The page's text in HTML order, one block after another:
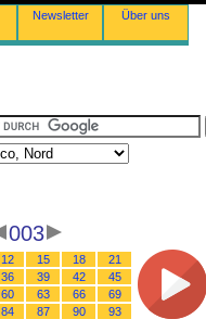
Newsletter Über uns
003
12 15 18
21
36 39 42
45
60 63 66
69
84 87 90 93